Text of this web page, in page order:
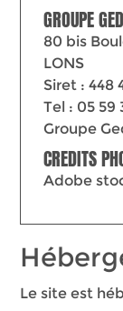
GROUPE
80 bis
LONS
Siret : 448
Tel : 05 59
Groupe
CREDITS
Adobe
Le site est